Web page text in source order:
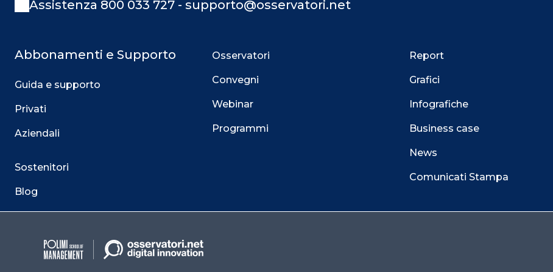
Assistenza 800 033 727 - supporto@osservatori.net
Abbonamenti e Supporto
Guida e supporto
Privati
Aziendali
Sostenitori
Blog
Contatti
Osservatori
Convegni
Webinar
Programmi
Report
Grafici
Infografiche
Business case
News
Comunicati Stampa